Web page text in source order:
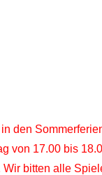
den
von 17.00 bis
bitten alle